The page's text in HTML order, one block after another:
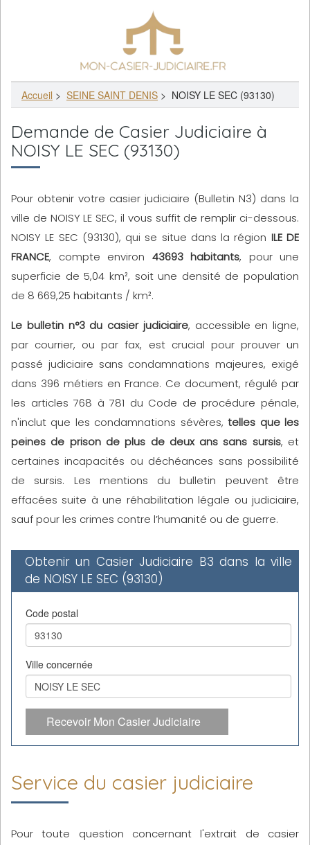
Accueil > SEINE SAINT DENIS > NOISY LE SEC (93130)
Demande de Casier Judiciaire à
NOISY LE SEC (93130)
Pour obtenir votre casier judiciaire (Bulletin N3) dans la
ville de NOISY LE SEC, il vous suffit de remplir ci-dessous.
NOISY LE SEC (93130), qui se situe dans la région ILE DE
FRANCE, compte environ 43693 habitants, pour une
superficie de 5,04 km², soit une densité de population
de 8 669,25 habitants / km².
Le bulletin n°3 du casier judiciaire, accessible en ligne,
par courrier, ou par fax, est crucial pour prouver un
passé judiciaire sans condamnations majeures, exigé
dans 396 métiers en France. Ce document, régulé par
les articles 768 à 781 du Code de procédure pénale,
n'inclut que les condamnations sévères,telles que les
peines de prison de plus de deux ans sans sursis, et
certaines incapacités ou déchéances sans possibilité
de sursis. Les mentions du bulletin peuvent être
effacées suite à une réhabilitation légale ou judiciaire,
sauf pour les crimes contre l’humanité ou de guerre.
Obtenir un Casier Judiciaire B3 dans la ville
de NOISY LE SEC (93130)
Code postal
Ville concernée
Recevoir Mon Casier Judiciaire
Service du casier judiciaire
Pour toute question concernant l'extrait de casier